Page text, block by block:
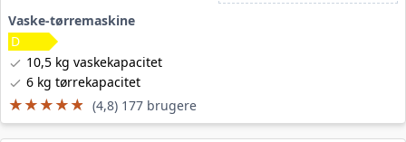
Vaske-tørremaskine
10,5 kg vaskekapacitet
6 kg tørrekapacitet
★★★★★
★★★★★ (4,8) 177 brugere